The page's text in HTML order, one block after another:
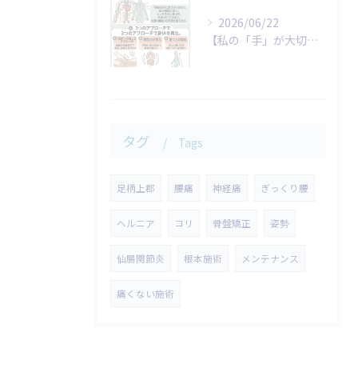
2026/06/22
​【私の「手」が大切にしていること】
タグ Tags
足柄上郡 腰痛 神経痛 ぎっくり腰
ヘルニア コリ 骨盤矯正 姿勢
仙腸関節炎 根本施術 メンテナンス
痛くない施術